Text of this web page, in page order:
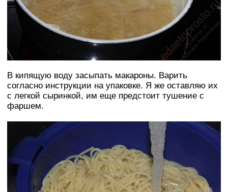
В кипящую воду засыпать макароны. Варить
согласно инструкции на упаковке. Я же оставляю их
с легкой сыринкой, им еще предстоит тушение с
фаршем.